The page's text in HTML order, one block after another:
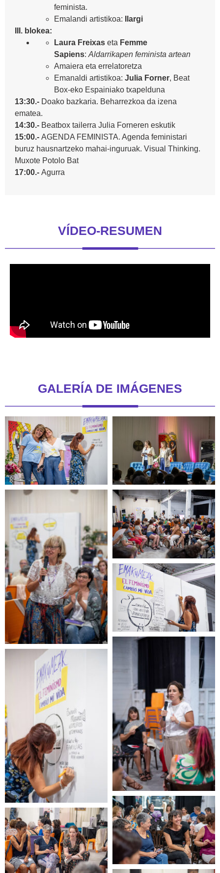
feminista.
Emalandi artistikoa:
Ilargi
III. blokea:
Laura Freixas eta Femme
Sapiens: Aldarrikapen feminista artean
Amaiera eta errelatoretza
Emanaldi artistikoa: Julia Forner, Beat
Box-eko Espainiako txapelduna
13:30.- Doako bazkaria. Beharrezkoa da izena
ematea.
14:30.- Beatbox tailerra Julia Forneren eskutik
15:00.- AGENDA FEMINISTA. Agenda feministari
buruz hausnartzeko mahai-inguruak. Visual Thinking.
Muxote Potolo Bat
17:00.- Agurra
VÍDEO-RESUMEN
GALERÍA DE IMÁGENES